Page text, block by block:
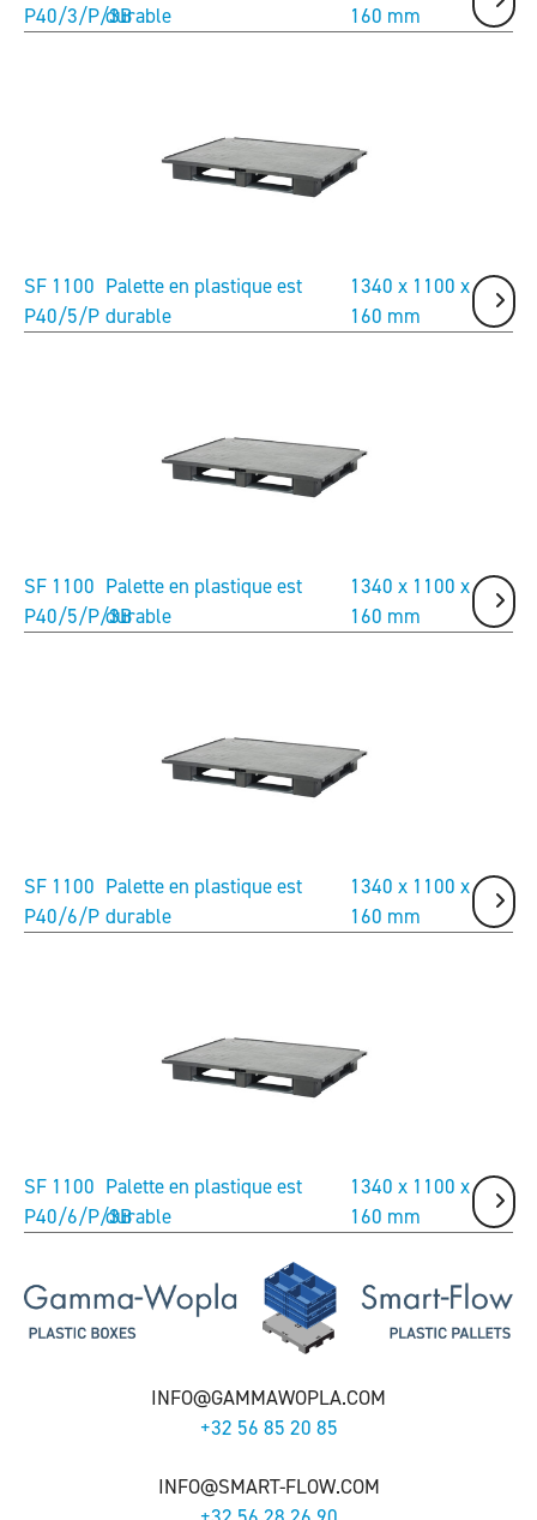
P40/3/P/3Bdurable
160 mm
SF 1100
P40/5/P
Palette en plastique est
durable
1340 x 1100 x
160 mm
SF 1100
P40/5/P/3B
Palette en plastique est
durable
1340 x 1100 x
160 mm
SF 1100
P40/6/P
Palette en plastique est
durable
1340 x 1100 x
160 mm
SF 1100
P40/6/P/3B
Palette en plastique est
durable
1340 x 1100 x
160 mm
INFO@GAMMAWOPLA.COM
+32 56 85 20 85
INFO@SMART-FLOW.COM